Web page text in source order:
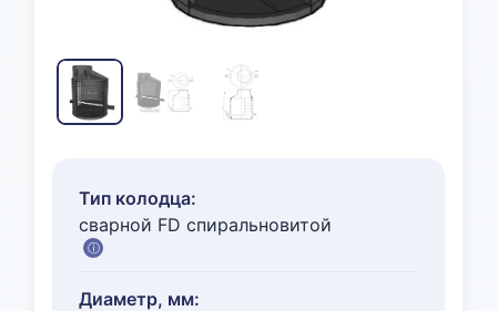
Тип колодца:
сварной FD спиральновитой
ⓘ
Диаметр, мм: